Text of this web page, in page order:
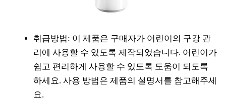
취급방법: 이 제품은 구매자가 어린이의 구강 관
리에 사용할 수 있도록 제작되었습니다. 어린이가
쉽고 편리하게 사용할 수 있도록 도움이 되도록
하세요. 사용 방법은 제품의 설명서를 참고해주세
요.